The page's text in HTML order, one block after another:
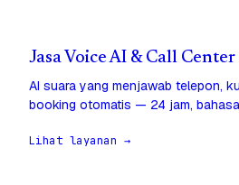
Jasa Voice AI & Call
AI suara yang menjawab telepon,
booking otomatis — 24 jam,
Lihat layanan →